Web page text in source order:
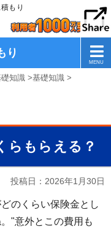
もり
り
知識 >基礎知識 >
らもらえる？
投稿日： 2026年1月30日
のくらい保険金とし
"意外とこの費用も